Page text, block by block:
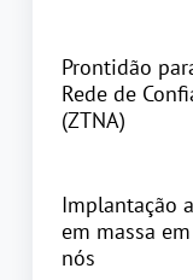
Prontidão
Rede de
(ZTNA)
Implantação
em massa
nós